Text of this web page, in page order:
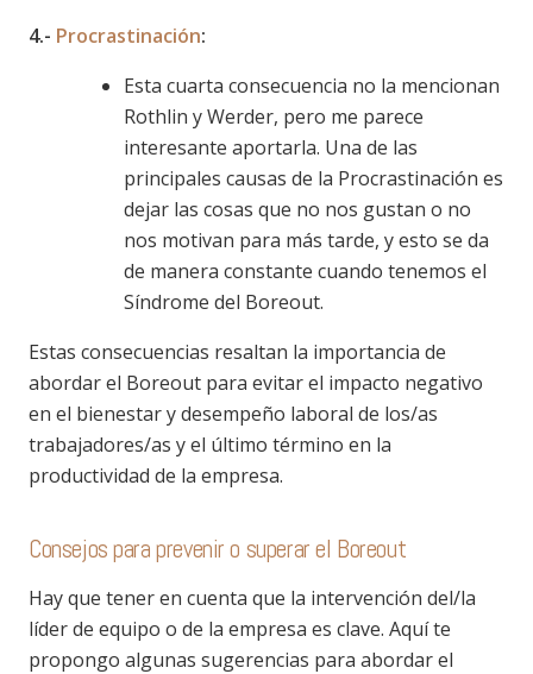
4.- Procrastinación:
Esta cuarta consecuencia no la mencionan
Rothlin y Werder, pero me parece
interesante aportarla. Una de las
principales causas de la Procrastinación es
dejar las cosas que no nos gustan o no
nos motivan para más tarde, y esto se da
de manera constante cuando tenemos el
Síndrome del Boreout.
Estas consecuencias resaltan la importancia de
abordar el Boreout para evitar el impacto negativo
en el bienestar y desempeño laboral de los/as
trabajadores/as y el último término en la
productividad de la empresa.
Consejos para prevenir o superar el Boreout
Hay que tener en cuenta que la intervención del/la
líder de equipo o de la empresa es clave. Aquí te
propongo algunas sugerencias para abordar el